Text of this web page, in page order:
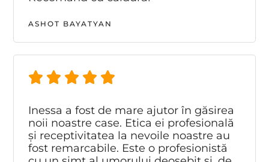
ASHOT BAYATYAN
Inessa a fost de mare ajutor în găsirea
noii noastre case. Etica ei profesională
și receptivitatea la nevoile noastre au
fost remarcabile. Este o profesionistă